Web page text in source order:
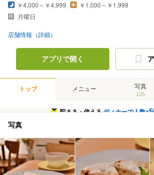
￥4,000～￥4,999
￥1,000～￥1,999
月曜日
店舗情報（詳細）
アプリで開く
トップ メニュー 写真
105
貯まる・使えるディナーで人数×
写真